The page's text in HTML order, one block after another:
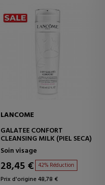
LANCOME
GALATEE CONFORT
CLEANSING MILK (PIEL SECA)
Soin visage
28,45 € 42% Réduction
Prix d'origine 48,78 €